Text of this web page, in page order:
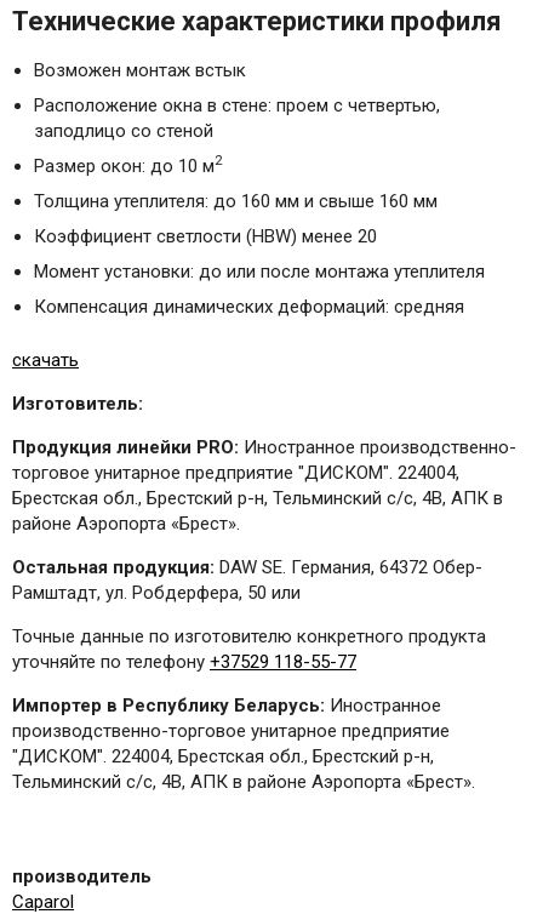
Технические характеристики профиля
Возможен монтаж встык
Расположение окна в стене: проем с четвертью,
заподлицо со стеной
Размер окон: до 10 м2
Толщина утеплителя: до 160 мм и свыше 160 мм
Коэффициент светлости (HBW) менее 20
Момент установки: до или после монтажа утеплителя
Компенсация динамических деформаций: средняя
скачать
Изготовитель:
Продукция линейки PRO: Иностранное производственно-
торговое унитарное предприятие "ДИСКОМ". 224004,
Брестская обл., Брестский р-н, Тельминский с/с, 4B, АПК в
районе Аэропорта «Брест».
Остальная продукция: DAW SE. Германия, 64372 Обер-
Рамштадт, ул. Робдерфера, 50 или
Точные данные по изготовителю конкретного продукта
уточняйте по телефону +37529 118-55-77
Импортер в Республику Беларусь: Иностранное
производственно-торговое унитарное предприятие
"ДИСКОМ". 224004, Брестская обл., Брестский р-н,
Тельминский с/с, 4B, АПК в районе Аэропорта «Брест».
производитель
Caparol